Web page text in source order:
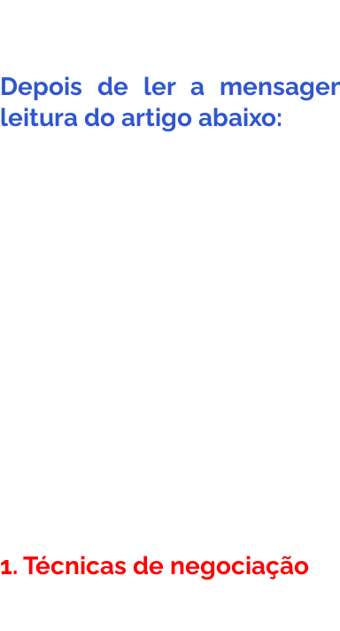
Depois de ler a
leitura do artigo abaixo:
1. Técnicas de negociação